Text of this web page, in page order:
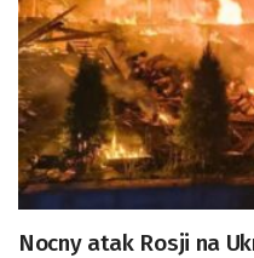
Nocny atak Rosji na